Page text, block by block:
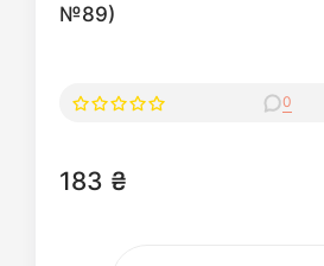
№89)
0
183 ₴